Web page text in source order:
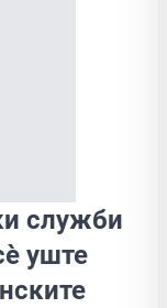
служби
уште